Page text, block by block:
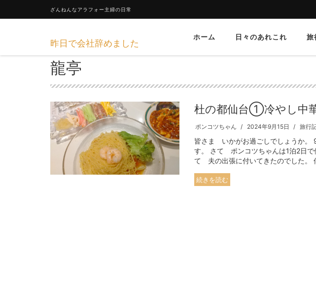
ざんねんなアラフォー主婦の日常
昨日で会社辞めました
ホーム 日々のあれこれ 旅
龍亭
杜の都仙台①冷やし中
ポンコツちゃん 2024年9月15日 旅行
皆さま いかがお過ごしでしょうか。
す。 さて ポンコツちゃんは1泊2日で
て 夫の出張に付いてきたのでした。
続きを読む